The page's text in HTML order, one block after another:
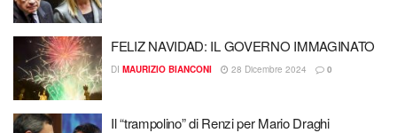
FELIZ NAVIDAD: IL GOVERNO IMMAGINATO
DI MAURIZIO BIANCONI 28 Dicembre 2024 0
Il “trampolino” di Renzi per Mario Draghi